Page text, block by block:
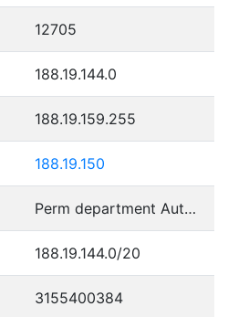
12705
188.19.144.0
188.19.159.255
188.19.150
Perm department Autonomous System
188.19.144.0/20
3155400384